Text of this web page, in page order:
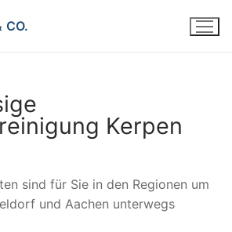
Kerpen
sind für Sie in den Regionen um
und Aachen unterwegs